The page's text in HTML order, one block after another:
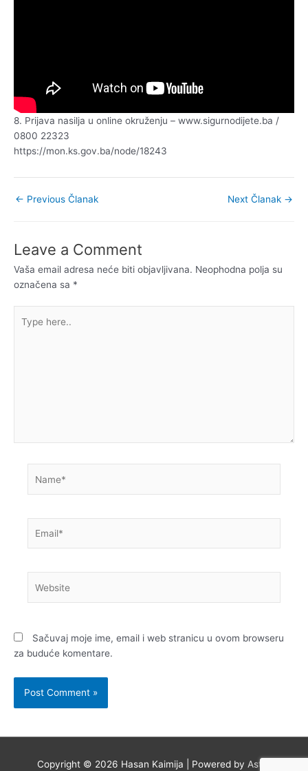
8. Prijava nasilja u online okruženju – www.sigurnodijete.ba /
0800 22323
https://mon.ks.gov.ba/node/18243
← Previous Članak Next Članak →
Leave a Comment
Vaša email adresa neće biti objavljivana. Neophodna polja su
označena sa *
here..
Sačuvaj moje ime, email i web stranicu u ovom browseru
za buduće komentare.
Copyright © 2026 Hasan Kaimija | Powered by Astra